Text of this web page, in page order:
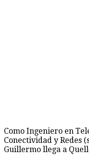
Como Ingeniero en
Conectividad y Redes
Guillermo llega a